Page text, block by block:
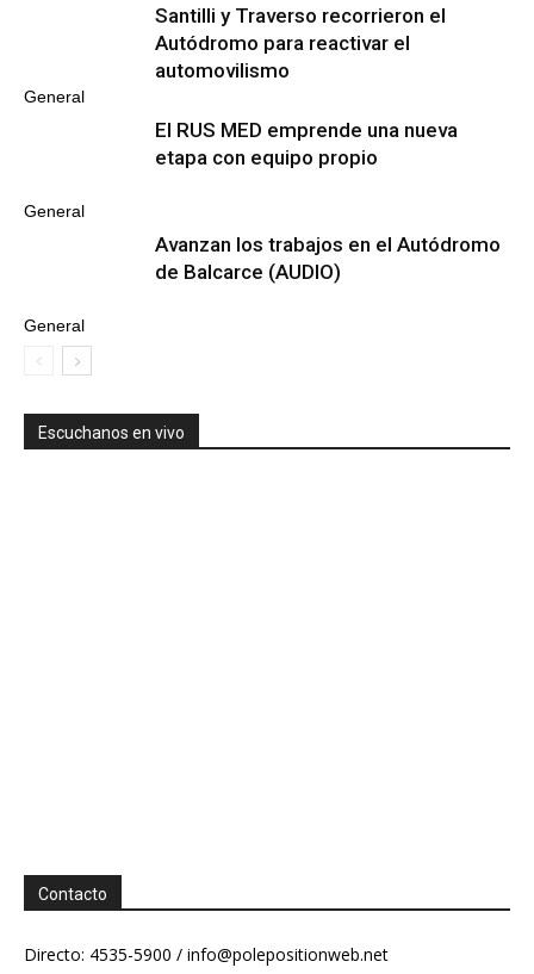
General
Santilli y Traverso recorrieron el
Autódromo para reactivar el
automovilismo
General
El RUS MED emprende una nueva
etapa con equipo propio
General
Avanzan los trabajos en el Autódromo
de Balcarce (AUDIO)
Escuchanos en vivo
Contacto
Directo: 4535-5900 / info@polepositionweb.net